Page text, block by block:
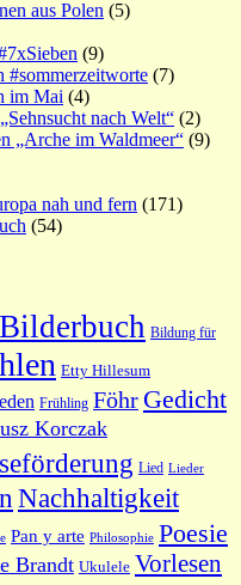
aus Polen (5)
(9)
#sommerzeitworte (7)
im Mai (4)
nach Welt“ (2)
„Arche im Waldmeer“ (9)
nah und fern (171)
(54)
Bilderbuch Bildung für
Etty Hillesum
Frühling Föhr Gedicht
Korczak
Lied Lieder
Nachhaltigkeit
Pan y arte Philosophie Poesie
Brandt Ukulele Vorlesen